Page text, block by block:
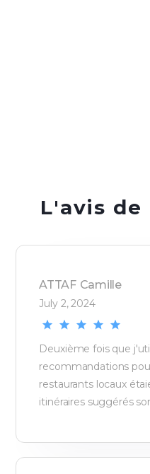
L'avis
ATTAF Camille
July 2, 2024
Deuxième fois que
recommandations
restaurants locaux
itinéraires suggérés